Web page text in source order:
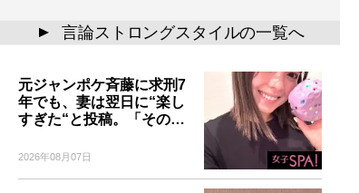
▲ 言論ストロングスタイルの一覧へ
元ジャンポケ斉藤に求刑7
年でも、妻は翌日に“楽し
すぎた“と投稿。「その…
2026年08月07日